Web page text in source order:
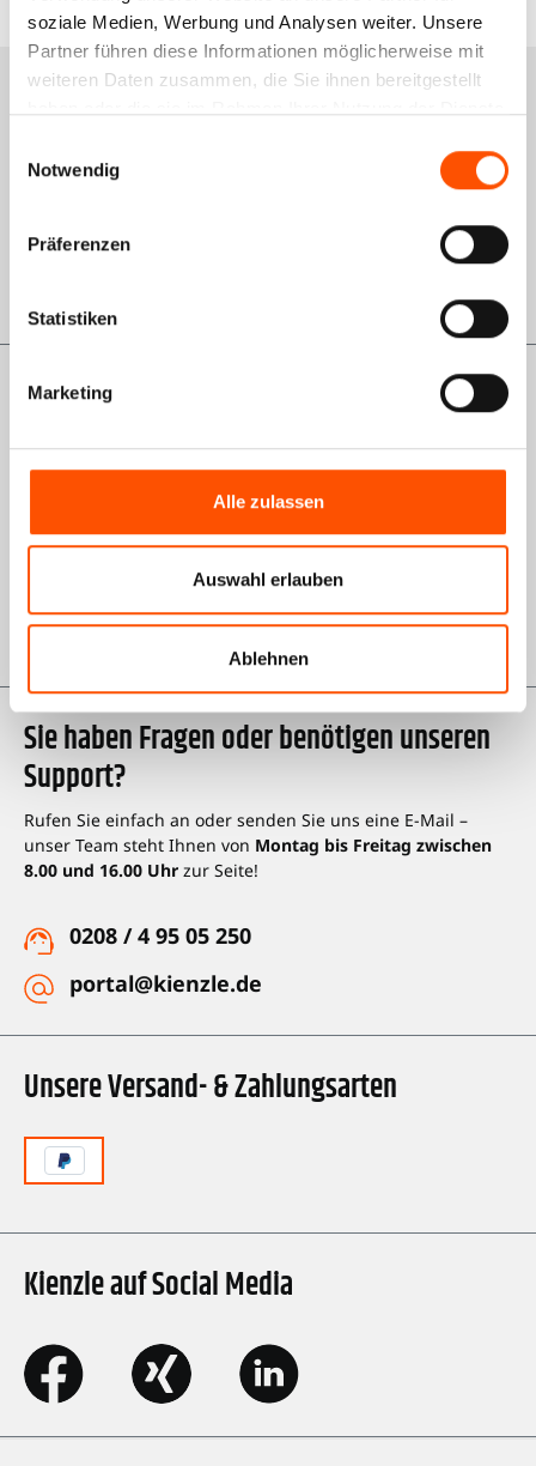
soziale Medien, Werbung und Analysen weiter. Unsere
Partner führen diese Informationen möglicherweise mit
weiteren Daten zusammen, die Sie ihnen bereitgestellt
Notwendig
Präferenzen
Statistiken
Marketing
Alle zulassen
Auswahl erlauben
Ablehnen
Services
Rückgabe
Informationen
Über uns
Impressum
Karriere bei Kienzle
Kienzle auf Social Media
Unsere Versand- & Zahlungsarten
Sie haben Fragen oder benötigen unseren
Support?
Rufen Sie einfach an oder senden Sie uns eine E-Mail –
unser Team steht Ihnen von Montag bis Freitag zwischen
8.00 und 16.00 Uhr zur Seite!
0208 / 4 95 05 250
portal@kienzle.de